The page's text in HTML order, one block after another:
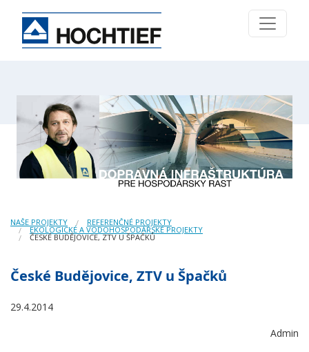
NAŠE PROJEKTY REFERENČNÉ PROJEKTY
EKOLOGICKÉ A VODOHOSPODÁŘSKÉ PROJEKTY
ČESKÉ BUDĚJOVICE, ZTV U ŠPAČKŮ
České Budějovice, ZTV u Špačků
29.4.2014
Admin